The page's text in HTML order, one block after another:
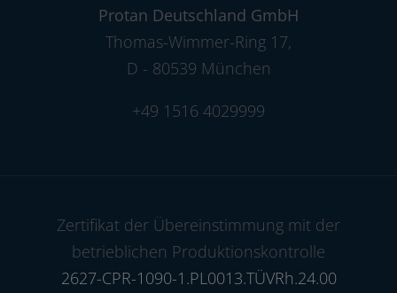
Protan Deutschland GmbH
Thomas-Wimmer-Ring 17,
D - 80539 München
+49 1516 4029999
Zertifikat der Übereinstimmung mit der
betrieblichen Produktionskontrolle
2627-CPR-1090-1.PL0013.TÜVRh.24.00